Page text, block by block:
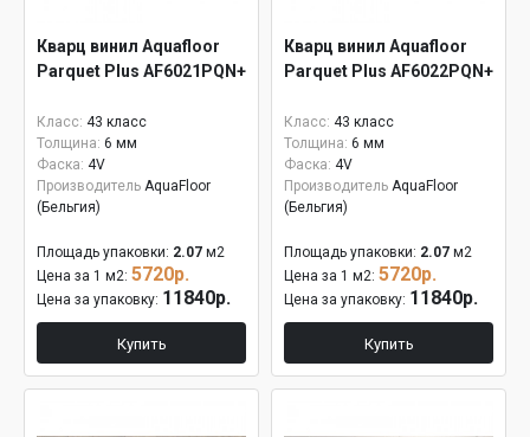
Кварц винил Aquafloor
Parquet Plus AF6021PQN+
Класс: 43 класс
Толщина: 6 мм
Фаска: 4V
Производитель AquaFloor
(Бельгия)
Площадь упаковки: 2.07 м2
Цена за 1 м2: 5720р.
Цена за упаковку: 11840р.
Купить
Кварц винил Aquafloor
Parquet Plus AF6022PQN+
Класс: 43 класс
Толщина: 6 мм
Фаска: 4V
Производитель AquaFloor
(Бельгия)
Площадь упаковки: 2.07 м2
Цена за 1 м2: 5720р.
Цена за упаковку: 11840р.
Купить